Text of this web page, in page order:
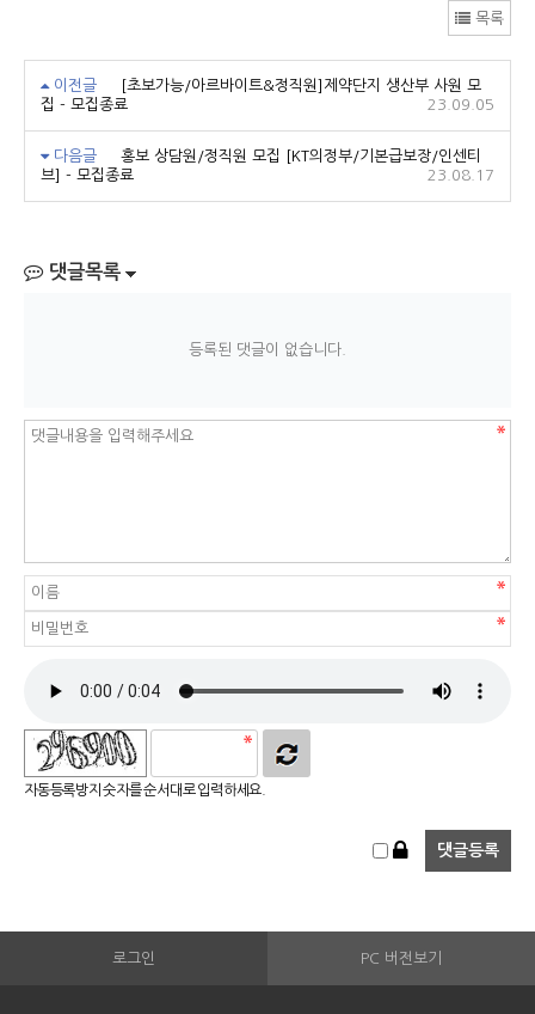
목록
이전글
[초보가능/아르바이트&정직원]제약단지 생산부 사원 모
집 - 모집종료
23.09.05
다음글
홍보 상담원/정직원 모집 [KT의정부/기본급보장/인센티
브] - 모집종료
23.08.17
댓글목록
등록된 댓글이 없습니다.
자동등록방지 숫자를 순서대로 입력하세요.
로그인 PC 버전보기